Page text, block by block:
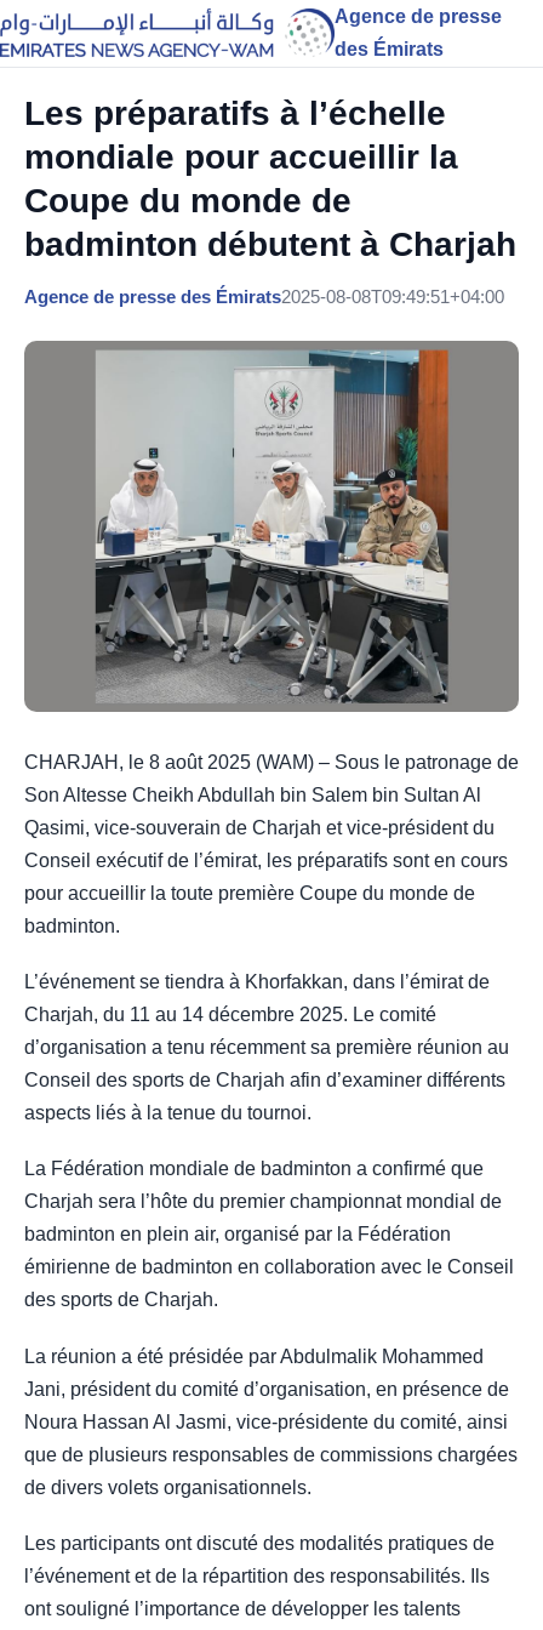
Agence de presse
des Émirats
Les préparatifs à l’échelle
mondiale pour accueillir la
Coupe du monde de
badminton débutent à Charjah
Agence de presse des Émirats2025-08-08T09:49:51+04:00
CHARJAH, le 8 août 2025 (WAM) – Sous le patronage de
Son Altesse Cheikh Abdullah bin Salem bin Sultan Al
Qasimi, vice-souverain de Charjah et vice-président du
Conseil exécutif de l’émirat, les préparatifs sont en cours
pour accueillir la toute première Coupe du monde de
badminton.
L’événement se tiendra à Khorfakkan, dans l’émirat de
Charjah, du 11 au 14 décembre 2025. Le comité
d’organisation a tenu récemment sa première réunion au
Conseil des sports de Charjah afin d’examiner différents
aspects liés à la tenue du tournoi.
La Fédération mondiale de badminton a confirmé que
Charjah sera l’hôte du premier championnat mondial de
badminton en plein air, organisé par la Fédération
émirienne de badminton en collaboration avec le Conseil
des sports de Charjah.
La réunion a été présidée par Abdulmalik Mohammed
Jani, président du comité d’organisation, en présence de
Noura Hassan Al Jasmi, vice-présidente du comité, ainsi
que de plusieurs responsables de commissions chargées
de divers volets organisationnels.
Les participants ont discuté des modalités pratiques de
l’événement et de la répartition des responsabilités. Ils
ont souligné l’importance de développer les talents